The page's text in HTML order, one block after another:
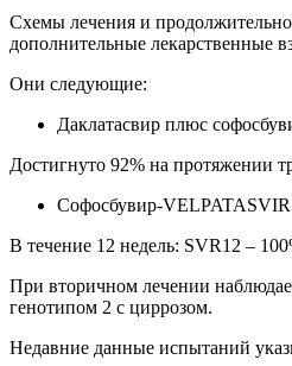
Схемы лечения и
дополнительные лекарственные
Они следующие:
Даклатасвир плюс
Достигнуто 92% на протяжении
Софосбувир-VELPATASVIR
В течение 12 недель: SVR12 –
При вторичном лечении
генотипом 2 с циррозом.
Недавние данные испытаний